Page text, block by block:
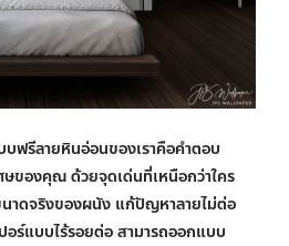
บฟรีลายหินอ่อนของเราคือคำตอบ
ของคุณ ด้วยจุดเด่นที่เหนือกว่าใคร
าดจริงของผนัง แก้ปัญหาลายไม่ต่อ
อร์แบบไร้รอยต่อ สามารถออกแบบ